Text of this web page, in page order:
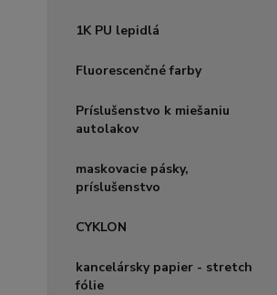
1K PU lepidlá
Fluorescenčné farby
Príslušenstvo k miešaniu
autolakov
maskovacie pásky,
príslušenstvo
CYKLON
kancelársky papier - stretch
fólie